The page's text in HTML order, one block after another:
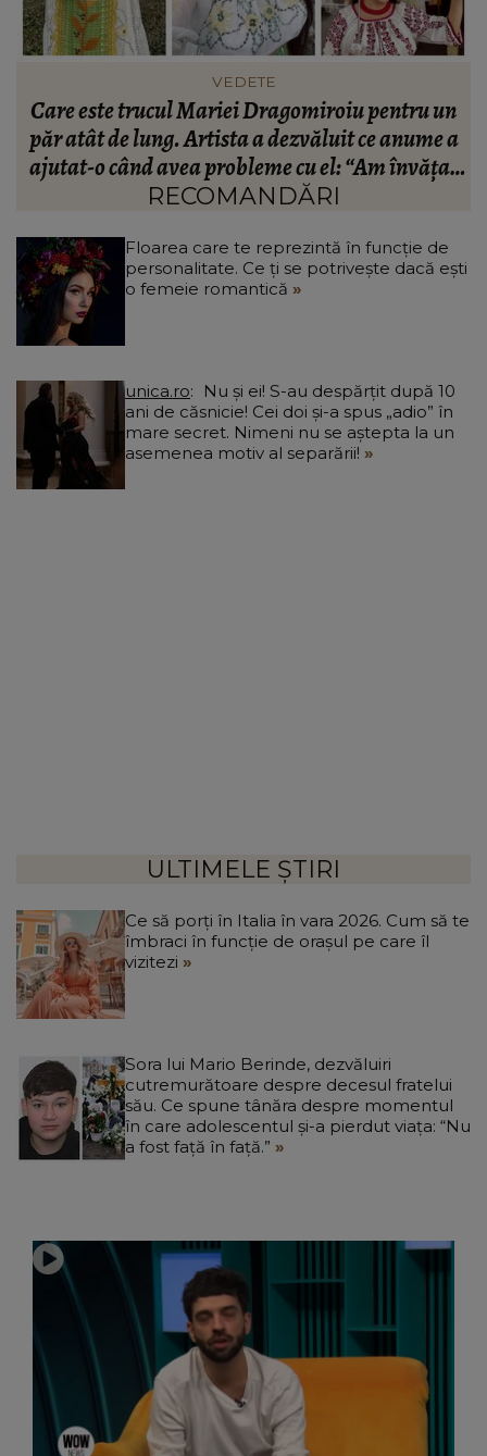
FASHION
Ce să porți în Italia în vara 2026. Cum să te
îmbraci în funcție de orașul pe care îl vizitezi
RECOMANDĂRI
Floarea care te reprezintă în funcție de
personalitate. Ce ți se potrivește dacă ești
o femeie romantică
unica.ro
ani de căsnicie! Cei doi și-a spus „adio” în
mare secret. Nimeni nu se aștepta la un
asemenea motiv al separării!
ULTIMELE ȘTIRI
Ce să porți în Italia în vara 2026. Cum să te
îmbraci în funcție de orașul pe care îl
vizitezi
Sora lui Mario Berinde, dezvăluiri
cutremurătoare despre decesul fratelui
său. Ce spune tânăra despre momentul
în care adolescentul și-a pierdut viața: “Nu
a fost față în față.”